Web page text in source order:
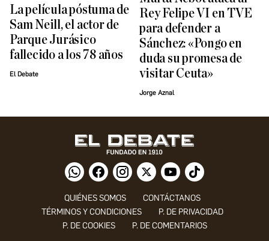
La película póstuma de
Sam Neill, el actor de
Parque Jurásico
fallecido a los 78 años
El Debate
Rey Felipe VI en TVE
para defender a
Sánchez: «Pongo en
duda su promesa de
visitar Ceuta»
Jorge Aznal
QUIÉNES SOMOS
CONTÁCTANOS
TÉRMINOS Y CONDICIONES
P. DE PRIVACIDAD
P. DE COOKIES
P. DE COMENTARIOS